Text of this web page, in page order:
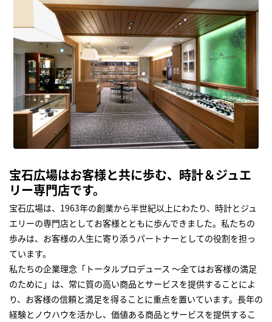
宝石広場はお客様と共に歩む、時計＆ジュエ
リー専門店です。
宝石広場は、1963年の創業から半世紀以上にわたり、時計とジュ
エリーの専門店としてお客様とともに歩んできました。私たちの
歩みは、お客様の人生に寄り添うパートナーとしての役割を担っ
ています。
私たちの企業理念「トータルプロデュース ～全てはお客様の満足
のために」は、常に質の高い商品とサービスを提供することによ
り、お客様の信頼と満足を得ることに重点を置いています。長年の
経験とノウハウを活かし、価値ある商品とサービスを提供するこ